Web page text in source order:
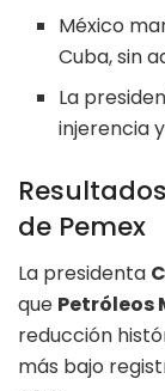
México
Cuba, sin
La
injerencia
de Pemex
La presidenta
que Petróleos
reducción
más bajo